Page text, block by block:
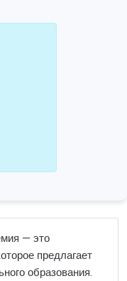
— это
предлагает
образования.